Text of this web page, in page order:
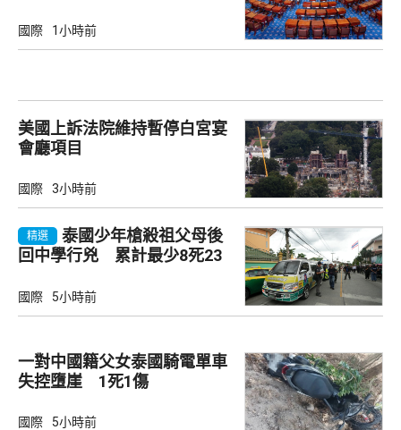
國際 1小時前
美國上訴法院維持暫停白宮宴
會廳項目
國際 3小時前
精選
泰國少年槍殺祖父母後
回中學行兇 累計最少8死23
國際 5小時前
一對中國籍父女泰國騎電單車
失控墮崖 1死1傷
國際 5小時前